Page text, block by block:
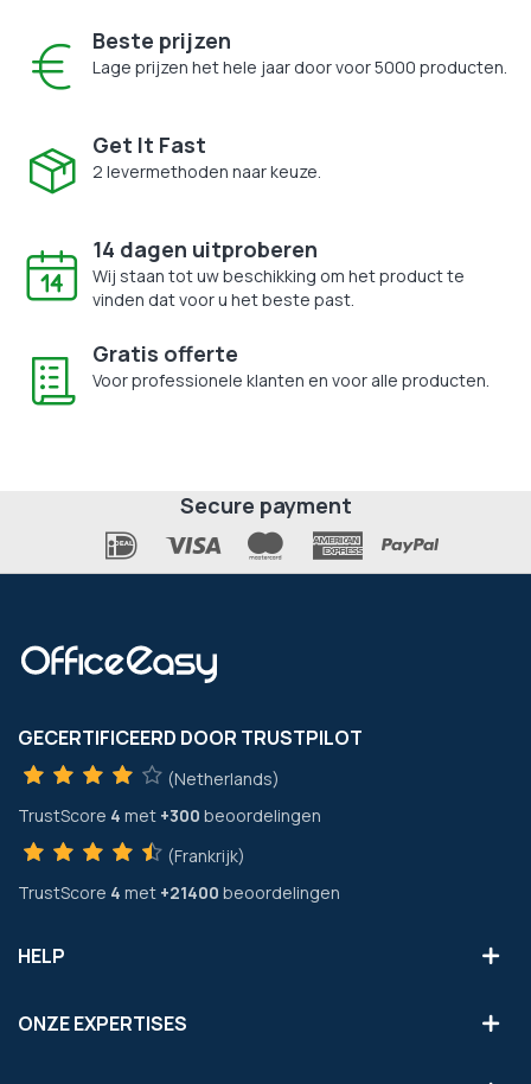
Beste prijzen
Lage prijzen het hele jaar door voor 5000 producten.
Get It Fast
2 levermethoden naar keuze.
14 dagen uitproberen
Wij staan tot uw beschikking om het product te
vinden dat voor u het beste past.
Gratis offerte
Voor professionele klanten en voor alle producten.
Secure payment
GECERTIFICEERD DOOR TRUSTPILOT
(Netherlands)
TrustScore 4 met +300 beoordelingen
(Frankrijk)
TrustScore 4 met +21400 beoordelingen
HELP
ONZE EXPERTISES